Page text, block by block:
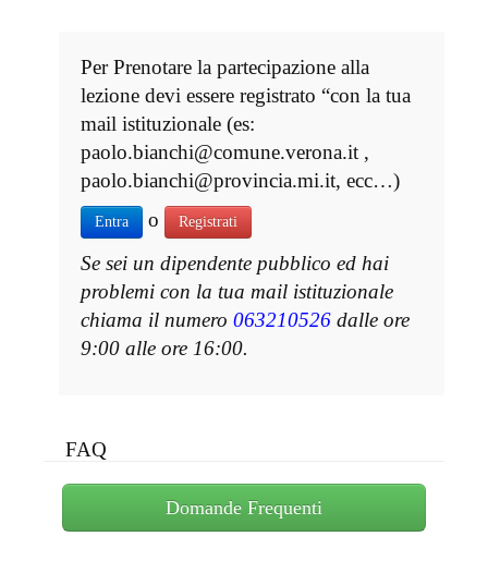
Per Prenotare la partecipazione alla
lezione devi essere registrato “con la tua
mail istituzionale (es:
paolo.bianchi@comune.verona.it ,
paolo.bianchi@provincia.mi.it, ecc…)
Entra o Registrati
Se sei un dipendente pubblico ed hai
problemi con la tua mail istituzionale
chiama il numero 063210526 dalle ore
9:00 alle ore 16:00.
FAQ
Domande Frequenti